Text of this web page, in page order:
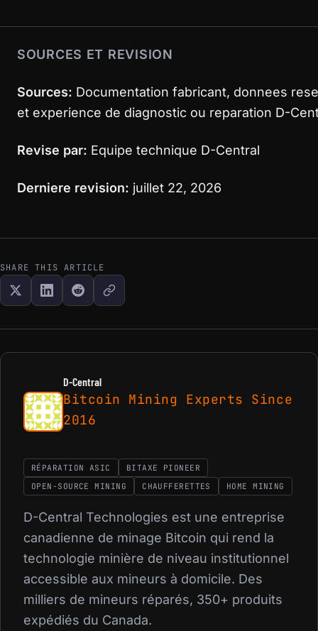
SOURCES ET REVISION
Sources: Documentation fabricant, donnees
et experience de diagnostic ou reparation D-
Revise par: Equipe technique D-Central
Derniere revision: juillet 22, 2026
SHARE THIS ARTICLE
D-Central
Bitcoin Mining Experts Since
2016
RÉPARATION ASIC
BITAXE PIONEER
OPEN-SOURCE MINING
CHAUFFERETTES HOME MINING
D-Central Technologies est une entreprise
canadienne de minage Bitcoin qui rend la
technologie minière de niveau institutionnel
accessible aux mineurs à domicile. Des
milliers de mineurs réparés, 350+ produits
expédiés du Canada.